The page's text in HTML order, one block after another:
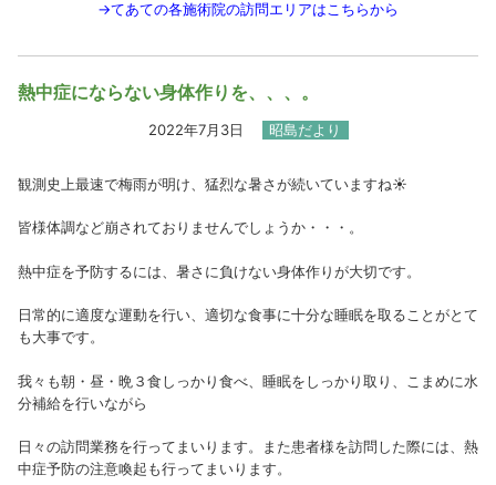
→てあての各施術院の訪問エリアはこちらから
熱中症にならない身体作りを、、、。
2022年7月3日 昭島だより
観測史上最速で梅雨が明け、猛烈な暑さが続いていますね☀
皆様体調など崩されておりませんでしょうか・・・。
熱中症を予防するには、暑さに負けない身体作りが大切です。
日常的に適度な運動を行い、適切な食事に十分な睡眠を取ることがとて
も大事です。
我々も朝・昼・晩３食しっかり食べ、睡眠をしっかり取り、こまめに水
分補給を行いながら
日々の訪問業務を行ってまいります。また患者様を訪問した際には、熱
中症予防の注意喚起も行ってまいります。